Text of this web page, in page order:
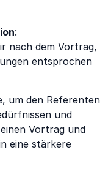
:
nach dem Vortrag,
entsprochen
um den Referenten
und
Vortrag und
eine stärkere